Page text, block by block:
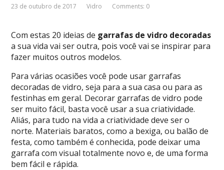
23 de outubro de 2017 Vidro Comments: 0
Com estas 20 ideias de garrafas de vidro decoradas
a sua vida vai ser outra, pois você vai se inspirar para
fazer muitos outros modelos.
Para várias ocasiões você pode usar garrafas
decoradas de vidro, seja para a sua casa ou para as
festinhas em geral. Decorar garrafas de vidro pode
ser muito fácil, basta você usar a sua criatividade.
Aliás, para tudo na vida a criatividade deve ser o
norte. Materiais baratos, como a bexiga, ou balão de
festa, como também é conhecida, pode deixar uma
garrafa com visual totalmente novo e, de uma forma
bem fácil e rápida.